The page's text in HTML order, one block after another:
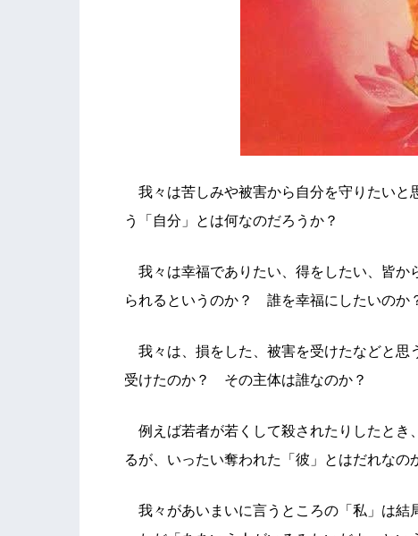
我々は苦しみや被害から自分を守りたい
う「自分」とは何なのだろうか？
我々は幸福でありたい、得をしたい、皆か
られるというのか？ 誰を幸福にしたいの
我々は、損をした、被害を受けたなどと
受けたのか？ その主体は誰なのか？
例えば若者が若くして殺されたりしたとき
るが、いったい奪われた「彼」とはだれなの
我々があいまいに言うところの「私」は結